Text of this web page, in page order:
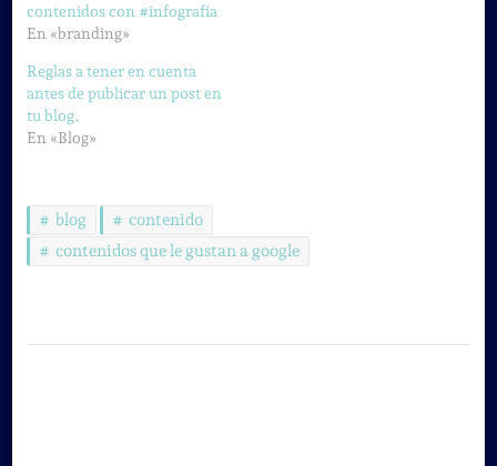
contenidos con #infografía
En «branding»
Reglas a tener en cuenta
antes de publicar un post en
tu blog.
En «Blog»
blog
contenido
contenidos que le gustan a google